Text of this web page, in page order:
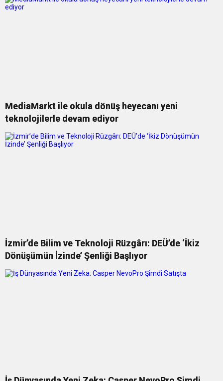
MediaMarkt ile okula dönüş heyecanı yeni
teknolojilerle devam ediyor
İzmir’de Bilim ve Teknoloji Rüzgârı: DEÜ’de ‘İkiz
Dönüşümün İzinde’ Şenliği Başlıyor